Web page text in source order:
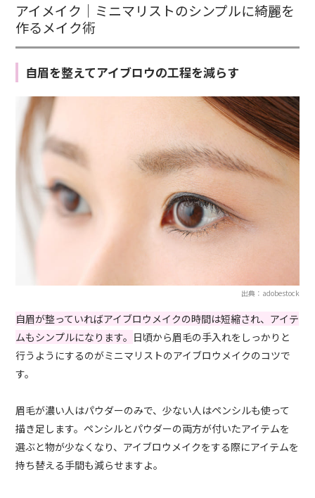
アイメイク｜ミニマリストのシンプルに綺麗を
作るメイク術
自眉を整えてアイブロウの工程を減らす
出典：adobestock
自眉が整っていればアイブロウメイクの時間は短縮され、アイテ
ムもシンプルになります。 日頃から眉毛の手入れをしっかりと
行うようにするのがミニマリストのアイブロウメイクのコツで
す。
眉毛が濃い人はパウダーのみで、少ない人はペンシルも使って
描き足します。ペンシルとパウダーの両方が付いたアイテムを
選ぶと物が少なくなり、アイブロウメイクをする際にアイテムを
持ち替える手間も減らせますよ。